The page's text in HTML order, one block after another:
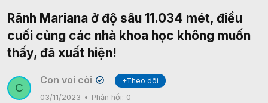
Rãnh Mariana ở độ sâu 11.034 mét, điều
cuối cùng các nhà khoa học không muốn
thấy, đã xuất hiện!
C
Con voi còi ✔
+Theo dõi
03/11/2023
Phản hồi: 0